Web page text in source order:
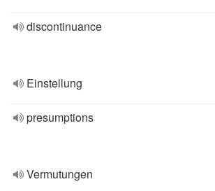
discontinuance
Einstellung
presumptions
Vermutungen